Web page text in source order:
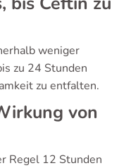
weniger
zu 24 Stunden
zu entfalten.
von
Regel 12 Stunden